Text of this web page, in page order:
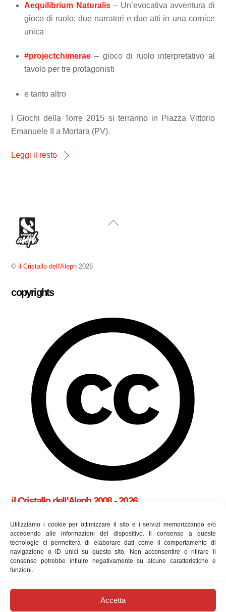
Utilizziamo i cookie per ottimizzare il sito e i servizi memorizzando e/o
accedendo alle informazioni del dispositivo. Il consenso a queste
tecnologie ci permetterà di elaborare dati come il comportamento di
navigazione o ID unici su questo sito. Non acconsentire o ritirare il
consenso potrebbe influire negativamente su alcune caratteristiche e
funzioni.
Accetta
Aequilibrium Naturalis– Un’evocativa avventura di
gioco di ruolo: due narratori e due atti in una cornice
unica
#projectchimerae – gioco di ruolo interpretativo al
tavolo per tre protagonisti
e tanto altro
I Giochi della Torre 2015 si terranno in Piazza Vittorio
Emanuele II a Mortara (PV).
Leggi il resto
Back
©il Cristallo dell'Aleph 2026
copyrights
il Cristallo dell'Aleph 2008 - 2026
cookie policy (UE)
Utilizziamo i cookie per essere sicuri che tu possa avere la
migliore esperienza sul nostro sito. Se continui ad utilizzare